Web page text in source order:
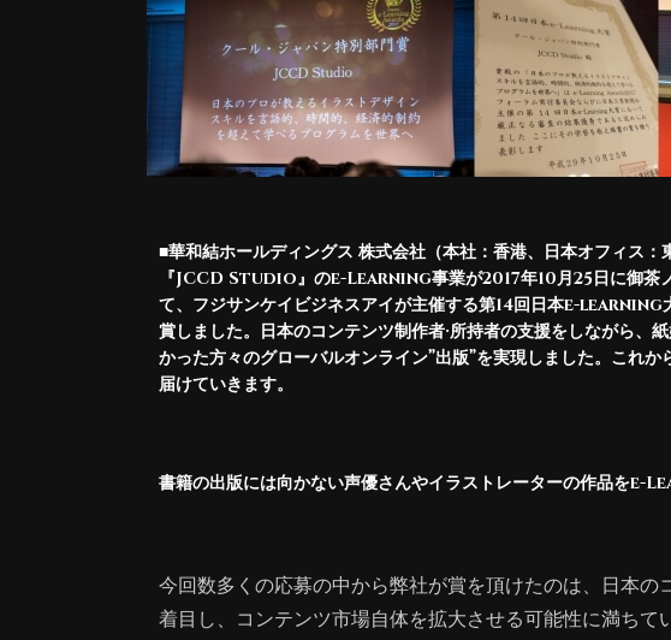
■華和結ホールディングス 株式会社（本社：香港、日本オフィス
『JCCD Studio』のe-Learning事業が2017年10月25日に御茶
て、フジサンケイビジネスアイが主催する第14回日本e-learning
賞しました。日本のコンテンツ制作者·所持者の支援をしながら、
かった方々のグローバルオンライン”出版”を実現しました。これ
届けていきます。
書籍の出版には向かない声優さんやイラストレーターの作品をe-
今回数多くの応募の中から弊社が賞を頂けたのは、日本の
着目し、コンテンツ市場自体を拡大させる可能性に満ちて